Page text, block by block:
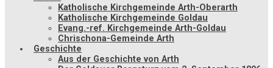
Katholische Kirchgemeinde Arth-Oberarth
Katholische Kirchgemeinde Goldau
Evang.-ref. Kirchgemeinde Arth-Goldau
Chrischona-Gemeinde Arth
Geschichte
Aus der Geschichte von Arth